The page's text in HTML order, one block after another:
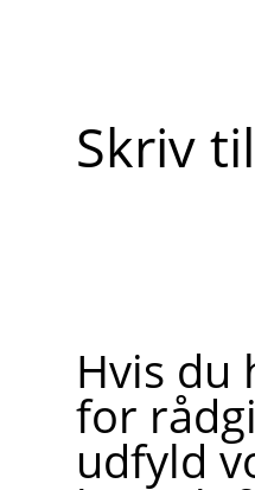
Skriv
Hvis du
for
udfyld